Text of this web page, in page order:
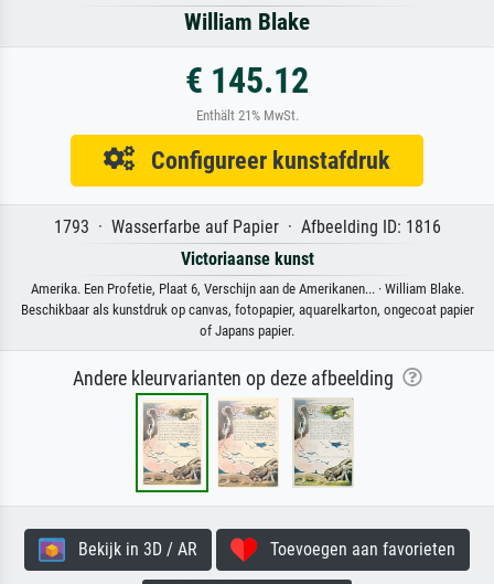
William Blake
€ 145.12
Enthält 21% MwSt.
Configureer kunstafdruk
1793 · Wasserfarbe auf Papier · Afbeelding ID: 1816
Victoriaanse kunst
Amerika. Een Profetie, Plaat 6, Verschijn aan de Amerikanen... · William Blake.
Beschikbaar als kunstdruk op canvas, fotopapier, aquarelkarton, ongecoat papier
of Japans papier.
Andere kleurvarianten op deze afbeelding
Bekijk in 3D / AR Toevoegen aan favorieten